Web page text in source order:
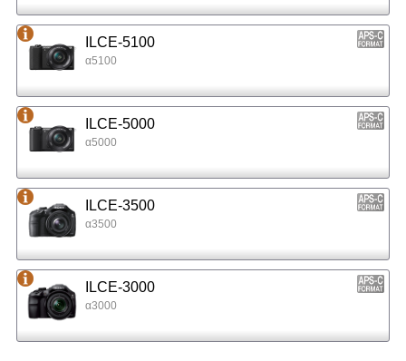
ILCE-5100
α5100
ILCE-5000
α5000
ILCE-3500
α3500
ILCE-3000
α3000